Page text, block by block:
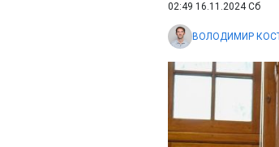
02:49 16.11.2024 Сб
ВОЛОДИМИР